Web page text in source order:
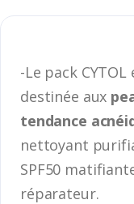
-Le pack
destinée aux
tendance
nettoyant
SPF50
réparateur.